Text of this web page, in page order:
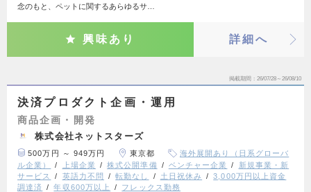
念のもと、ペットに関するあらゆるサ…
興味あり 詳細へ
掲載期間 26/07/28～26/08/10
決済プロダクト企画・運用
商品企画・開発
株式会社ネットスターズ
500万円 ～ 949万円 東京都
海外展開あり（日系グローバ
ル企業）
上場企業 株式公開準備 ベンチャー企業
新規事業・新
サービス
英語力不問 転勤なし 土日祝休み
3,000万円以上資金
調達済
年収600万以上 フレックス勤務